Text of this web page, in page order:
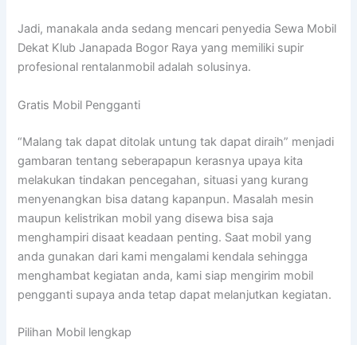
Jadi, manakala anda sedang mencari penyedia Sewa Mobil
Dekat Klub Janapada Bogor Raya yang memiliki supir
profesional rentalanmobil adalah solusinya.
Gratis Mobil Pengganti
“Malang tak dapat ditolak untung tak dapat diraih” menjadi
gambaran tentang seberapapun kerasnya upaya kita
melakukan tindakan pencegahan, situasi yang kurang
menyenangkan bisa datang kapanpun. Masalah mesin
maupun kelistrikan mobil yang disewa bisa saja
menghampiri disaat keadaan penting. Saat mobil yang
anda gunakan dari kami mengalami kendala sehingga
menghambat kegiatan anda, kami siap mengirim mobil
pengganti supaya anda tetap dapat melanjutkan kegiatan.
Pilihan Mobil lengkap